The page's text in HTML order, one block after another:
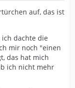
auf, das ist
dachte die
mir noch "einen
das hat mich
ich nicht mehr